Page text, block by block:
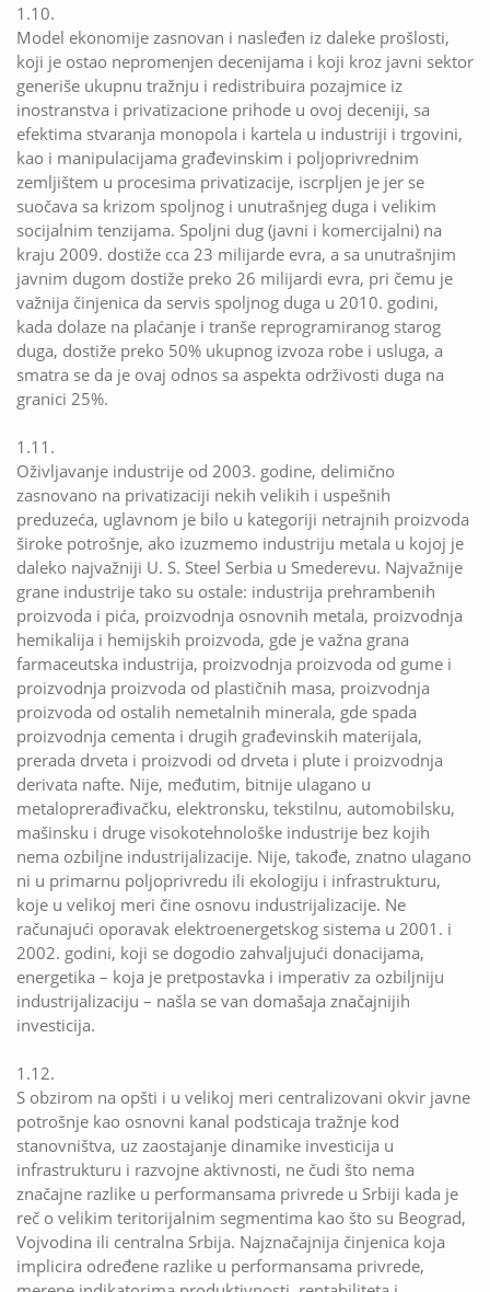
1.10.
Model ekonomije zasnovan i nasleđen iz daleke prošlosti,
koji je ostao nepromenjen decenijama i koji kroz javni sektor
generiše ukupnu tražnju i redistribuira pozajmice iz
inostranstva i privatizacione prihode u ovoj deceniji, sa
efektima stvaranja monopola i kartela u industriji i trgovini,
kao i manipulacijama građevinskim i poljoprivrednim
zemljištem u procesima privatizacije, iscrpljen je jer se
suočava sa krizom spoljnog i unutrašnjeg duga i velikim
socijalnim tenzijama. Spoljni dug (javni i komercijalni) na
kraju 2009. dostiže cca 23 milijarde evra, a sa unutrašnjim
javnim dugom dostiže preko 26 milijardi evra, pri čemu je
važnija činjenica da servis spoljnog duga u 2010. godini,
kada dolaze na plaćanje i tranše reprogramiranog starog
duga, dostiže preko 50% ukupnog izvoza robe i usluga, a
smatra se da je ovaj odnos sa aspekta održivosti duga na
granici 25%.
1.11.
Oživljavanje industrije od 2003. godine, delimično
zasnovano na privatizaciji nekih velikih i uspešnih
preduzeća, uglavnom je bilo u kategoriji netrajnih proizvoda
široke potrošnje, ako izuzmemo industriju metala u kojoj je
daleko najvažniji U. S. Steel Serbia u Smederevu. Najvažnije
grane industrije tako su ostale: industrija prehrambenih
proizvoda i pića, proizvodnja osnovnih metala, proizvodnja
hemikalija i hemijskih proizvoda, gde je važna grana
farmaceutska industrija, proizvodnja proizvoda od gume i
proizvodnja proizvoda od plastičnih masa, proizvodnja
proizvoda od ostalih nemetalnih minerala, gde spada
proizvodnja cementa i drugih građevinskih materijala,
prerada drveta i proizvodi od drveta i plute i proizvodnja
derivata nafte. Nije, međutim, bitnije ulagano u
metaloprerađivačku, elektronsku, tekstilnu, automobilsku,
mašinsku i druge visokotehnološke industrije bez kojih
nema ozbiljne industrijalizacije. Nije, takođe, znatno ulagano
ni u primarnu poljoprivredu ili ekologiju i infrastrukturu,
koje u velikoj meri čine osnovu industrijalizacije. Ne
računajući oporavak elektroenergetskog sistema u 2001. i
2002. godini, koji se dogodio zahvaljujući donacijama,
energetika – koja je pretpostavka i imperativ za ozbiljniju
industrijalizaciju – našla se van domašaja značajnijih
investicija.
1.12.
S obzirom na opšti i u velikoj meri centralizovani okvir javne
potrošnje kao osnovni kanal podsticaja tražnje kod
stanovništva, uz zaostajanje dinamike investicija u
infrastrukturu i razvojne aktivnosti, ne čudi što nema
značajne razlike u performansama privrede u Srbiji kada je
reč o velikim teritorijalnim segmentima kao što su Beograd,
Vojvodina ili centralna Srbija. Najznačajnija činjenica koja
implicira određene razlike u performansama privrede,